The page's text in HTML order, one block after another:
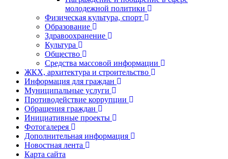
молодежной политики
Физическая культура, спорт
Образование
Здравоохранение
Культура
Общество
Средства массовой информации
ЖКХ, архитектура и строительство
Информация для граждан
Муниципальные услуги
Противодействие коррупции
Обращения граждан
Инициативные проекты
Фотогалерея
Дополнительная информация
Новостная лента
Карта сайта